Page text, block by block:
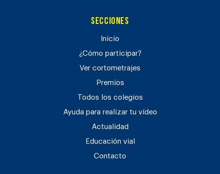
Secciones
Inicio
¿Cómo participar?
Ver cortometrajes
Premios
Todos los colegios
Ayuda para realizar tu vídeo
Actualidad
Educación vial
Contacto